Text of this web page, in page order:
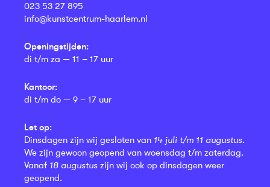
023 53 27 895
info@kunstcentrum-haarlem.nl
Openingstijden:
di t/m za — 11 – 17 uur
Kantoor:
di t/m do — 9 – 17 uur
Let op:
Dinsdagen zijn wij gesloten van 14 juli t/m 11 augustus.
We zijn gewoon geopend van woensdag t/m zaterdag.
Vanaf 18 augustus zijn wij ook op dinsdagen weer
geopend.